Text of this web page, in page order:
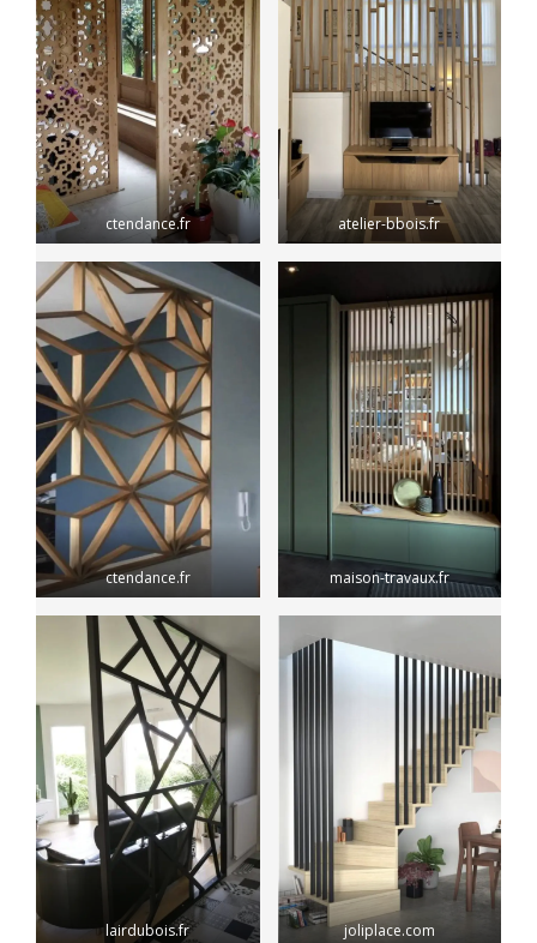
ctendance.fr atelier-bbois.fr
ctendance.fr maison-travaux.fr
lairdubois.fr joliplace.com